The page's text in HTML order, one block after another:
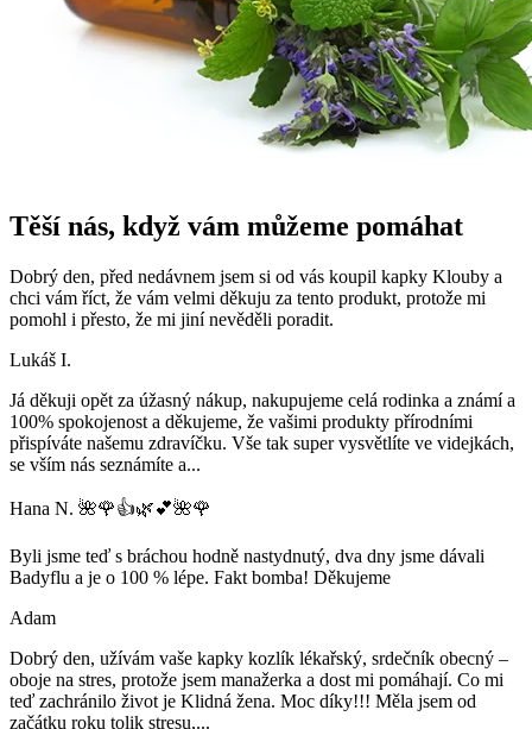
Těší nás, když vám můžeme pomáhat
Dobrý den, před nedávnem jsem si od vás koupil kapky Klouby a
chci vám říct, že vám velmi děkuju za tento produkt, protože mi
pomohl i přesto, že mi jiní nevěděli poradit.
Lukáš I.
Já děkuji opět za úžasný nákup, nakupujeme celá rodinka a známí a
100% spokojenost a děkujeme, že vašimi produkty přírodními
přispíváte našemu zdravíčku. Vše tak super vysvětlíte ve videjkách,
se vším nás seznámíte a...
Hana N. 🌺🌹👍🌿💕🌺🌹
Byli jsme teď s bráchou hodně nastydnutý, dva dny jsme dávali
Badyflu a je o 100 % lépe. Fakt bomba! Děkujeme
Adam
Dobrý den, užívám vaše kapky kozlík lékařský, srdečník obecný –
oboje na stres, protože jsem manažerka a dost mi pomáhají. Co mi
teď zachránilo život je Klidná žena. Moc díky!!! Měla jsem od
začátku roku tolik stresu,...